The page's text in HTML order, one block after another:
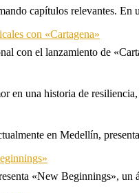
capítulos relevantes.
con «Cartagena»
con el lanzamiento de
en una historia de
en Medellín,
«New Beginnings», un